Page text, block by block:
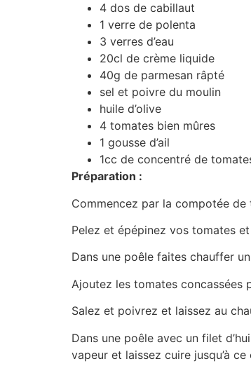
4 dos de cabillaut
1 verre de polenta
3 verres d’eau
20cl de crème liquide
40g de parmesan râpté
sel et poivre du moulin
huile d’olive
4 tomates bien mûres
1 gousse d’ail
1cc de concentré de
Préparation :
Commencez par la compotée de
Pelez et épépinez vos tomates
Dans une poêle faites chauffer
Ajoutez les tomates concassées
Salez et poivrez et laissez au
Dans une poêle avec un filet
vapeur et laissez cuire jusqu’à